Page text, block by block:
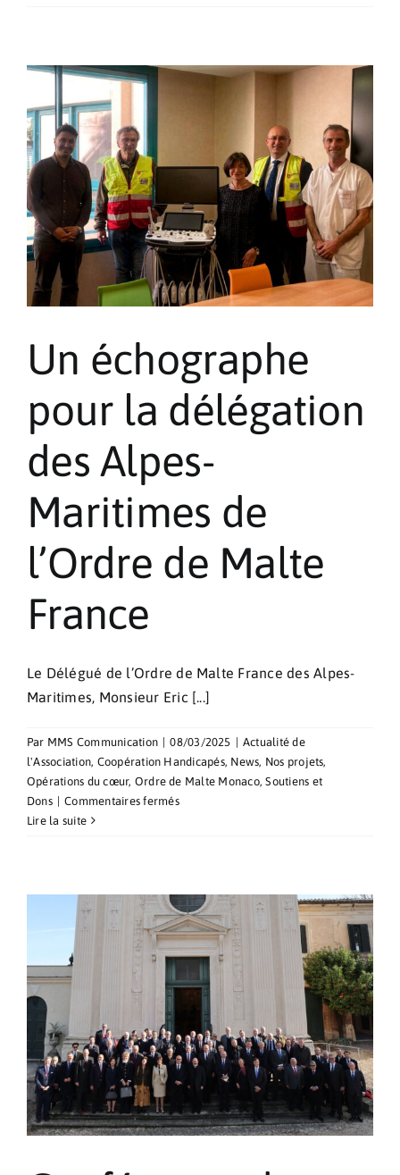
Joseph
Un échographe
pour la délégation
des Alpes-
Maritimes de
l’Ordre de Malte
France
Le Délégué de l’Ordre de Malte France des Alpes-
Maritimes, Monsieur Eric [...]
Par MMS Communication 08/03/2025
Actualité de
l'Association, Coopération Handicapés, News, Nos projets,
Opérations du cœur, Ordre de Malte Monaco,Soutiens et
Dons
Commentaires ferméssur
délégation
des
Alpes-
Maritimes
l’Ordre
Malte
France
Lire la suite